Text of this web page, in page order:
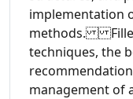
implementation
methods.
techniques, the
management of